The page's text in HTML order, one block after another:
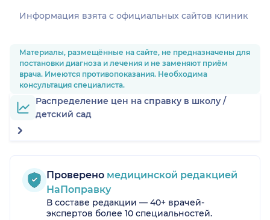
Информация взята c официальных сайтов клиник
Материалы, размещённые на сайте, не предназначены для
постановки диагноза и лечения и не заменяют приём
врача. Имеются противопоказания. Необходима
консультация специалиста.
Распределение цен на справку в школу /
детский сад
Проверено медицинской редакцией
НаПоправку
В составе редакции — 40+ врачей-
экспертов более 10 специальностей.